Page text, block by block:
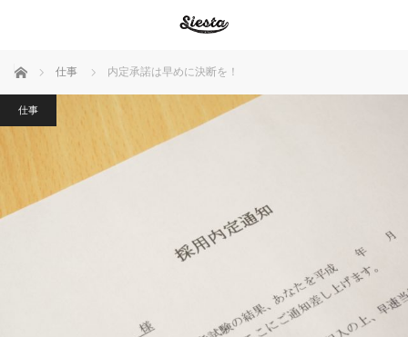
ホーム 仕事 内定承諾は早めに決断を！
仕事